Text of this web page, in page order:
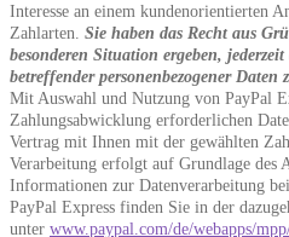
Interesse an einem kundenorientierten
Zahlarten. Sie haben das Recht aus
besonderen Situation ergeben,
betreffender personenbezogener Daten
Mit Auswahl und Nutzung von PayPal
Zahlungsabwicklung erforderlichen
Vertrag mit Ihnen mit der gewählten
Verarbeitung erfolgt auf Grundlage
Informationen zur Datenverarbeitung
PayPal Express finden Sie in der
unter www.paypal.com/de/webapps/